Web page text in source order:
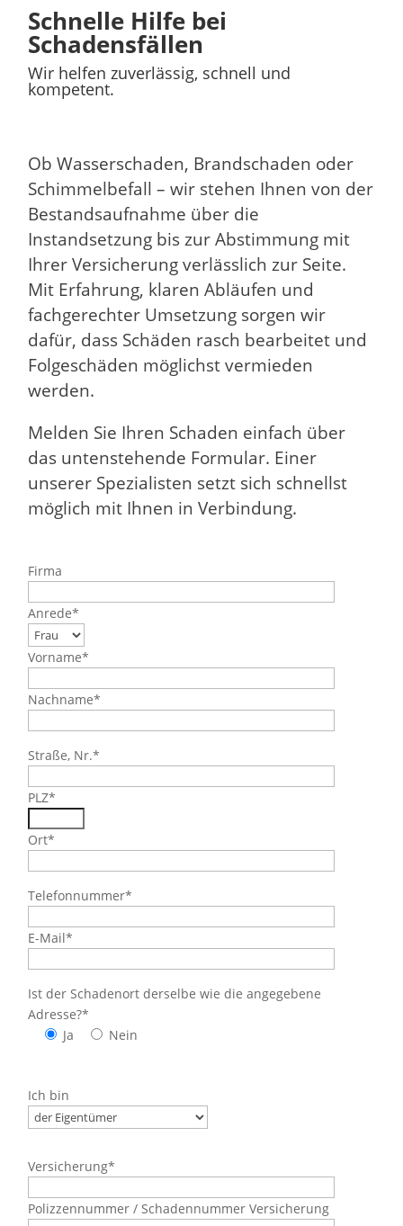
Schnelle Hilfe bei
Schadensfällen
Wir helfen zuverlässig, schnell und
kompetent.
Ob Wasserschaden, Brandschaden oder
Schimmelbefall – wir stehen Ihnen von der
Bestandsaufnahme über die
Instandsetzung bis zur Abstimmung mit
Ihrer Versicherung verlässlich zur Seite.
Mit Erfahrung, klaren Abläufen und
fachgerechter Umsetzung sorgen wir
dafür, dass Schäden rasch bearbeitet und
Folgeschäden möglichst vermieden
werden.
Melden Sie Ihren Schaden einfach über
das untenstehende Formular. Einer
unserer Spezialisten setzt sich schnellst
möglich mit Ihnen in Verbindung.
Firma
Anrede*
Vorname*
Nachname*
Straße, Nr.*
PLZ*
Ort*
Telefonnummer*
E-Mail*
Ist der Schadenort derselbe wie die angegebene
Adresse?*
Ja
Nein
Ich bin
Versicherung*
Polizzennummer / Schadennummer Versicherung